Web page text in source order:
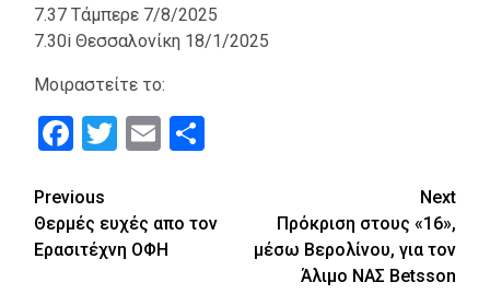
7.37 Τάμπερε 7/8/2025
7.30i Θεσσαλονίκη 18/1/2025
Μοιραστείτε το:
Facebook
Twitter
Email
Continue
Reading
Previous
Θερμές ευχές απο τον
Ερασιτέχνη ΟΦΗ
Next
Πρόκριση στους «16»,
μέσω Βερολίνου, για τον
Άλιμο ΝΑΣ Betsson